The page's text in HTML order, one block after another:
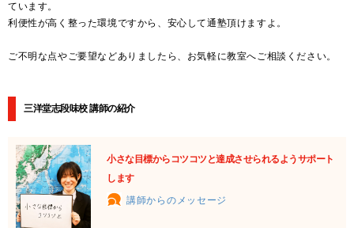
ています。
利便性が高く整った環境ですから、安心して通塾頂けますよ。
ご不明な点やご要望などありましたら、お気軽に教室へご相談ください。
三洋堂志段味校 講師の紹介
小さな目標からコツコツと達成させられるようサポート
します
講師からのメッセージ